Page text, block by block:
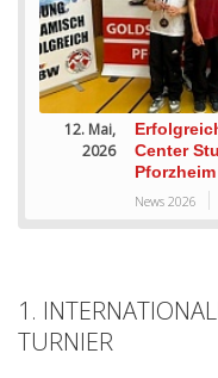
12. Mai,
2026
Center
Pforzheim
News 2026
1.
TURNIER